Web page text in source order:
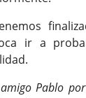
ir a
Pablo